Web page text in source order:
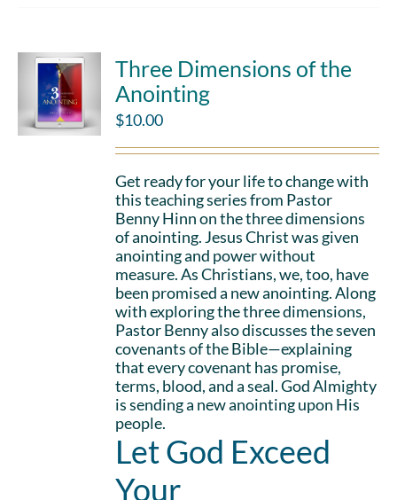
Three Dimensions of the
Anointing
$10.00
Get ready for your life to change with
this teaching series from Pastor
Benny Hinn on the three dimensions
of anointing. Jesus Christ was given
anointing and power without
measure. As Christians, we, too, have
been promised a new anointing. Along
with exploring the three dimensions,
Pastor Benny also discusses the seven
covenants of the Bible—explaining
that every covenant has promise,
terms, blood, and a seal. God Almighty
is sending a new anointing upon His
people.
Let God Exceed
Your